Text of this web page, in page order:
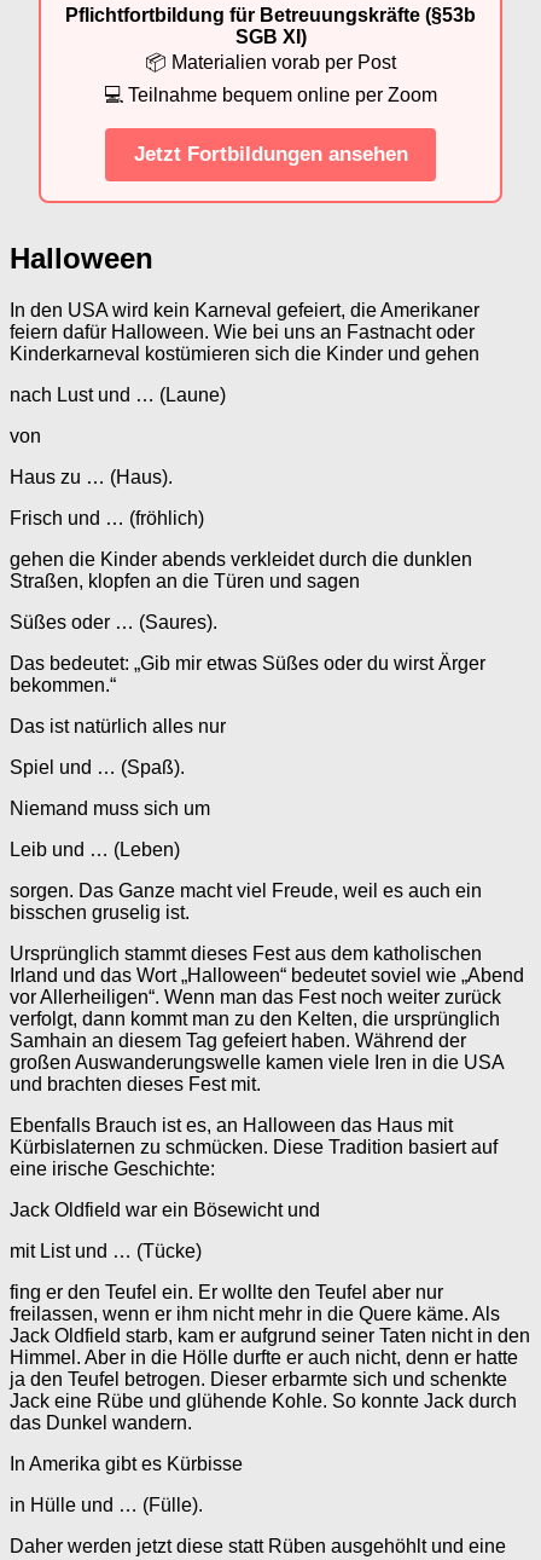
Pflichtfortbildung für Betreuungskräfte (§53b
SGB XI)
📦 Materialien vorab per Post
💻 Teilnahme bequem online per Zoom
Jetzt Fortbildungen ansehen
Halloween
In den USA wird kein Karneval gefeiert, die Amerikaner
feiern dafür Halloween. Wie bei uns an Fastnacht oder
Kinderkarneval kostümieren sich die Kinder und gehen
nach Lust und … (Laune)
von
Haus zu … (Haus).
Frisch und … (fröhlich)
gehen die Kinder abends verkleidet durch die dunklen
Straßen, klopfen an die Türen und sagen
Süßes oder … (Saures).
Das bedeutet: „Gib mir etwas Süßes oder du wirst Ärger
bekommen.“
Das ist natürlich alles nur
Spiel und … (Spaß).
Niemand muss sich um
Leib und … (Leben)
sorgen. Das Ganze macht viel Freude, weil es auch ein
bisschen gruselig ist.
Ursprünglich stammt dieses Fest aus dem katholischen
Irland und das Wort „Halloween“ bedeutet soviel wie „Abend
vor Allerheiligen“. Wenn man das Fest noch weiter zurück
verfolgt, dann kommt man zu den Kelten, die ursprünglich
Samhain an diesem Tag gefeiert haben. Während der
großen Auswanderungswelle kamen viele Iren in die USA
und brachten dieses Fest mit.
Ebenfalls Brauch ist es, an Halloween das Haus mit
Kürbislaternen zu schmücken. Diese Tradition basiert auf
eine irische Geschichte:
Jack Oldfield war ein Bösewicht und
mit List und … (Tücke)
fing er den Teufel ein. Er wollte den Teufel aber nur
freilassen, wenn er ihm nicht mehr in die Quere käme. Als
Jack Oldfield starb, kam er aufgrund seiner Taten nicht in den
Himmel. Aber in die Hölle durfte er auch nicht, denn er hatte
ja den Teufel betrogen. Dieser erbarmte sich und schenkte
Jack eine Rübe und glühende Kohle. So konnte Jack durch
das Dunkel wandern.
In Amerika gibt es Kürbisse
in Hülle und … (Fülle).
Daher werden jetzt diese statt Rüben ausgehöhlt und eine